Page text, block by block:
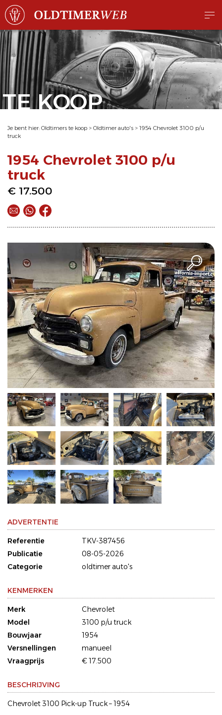
TE KOOP
Je bent hier: Oldtimers te koop > Oldtimer auto's > 1954 Chevrolet 3100 p/u
truck
1954 Chevrolet 3100 p/u
truck
€ 17.500
ADVERTENTIE
Referentie
TKV-387456
Publicatie
08-05-2026
Categorie
oldtimer auto's
KENMERKEN
Merk
Chevrolet
Model
3100 p/u truck
Bouwjaar
1954
Versnellingen
manueel
Vraagprijs
€ 17.500
BESCHRIJVING
Chevrolet 3100 Pick-up Truck – 1954